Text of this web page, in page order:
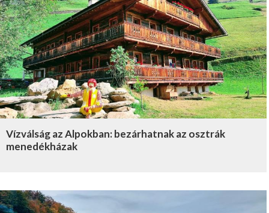
Vízválság az Alpokban: bezárhatnak az osztrák
menedékházak